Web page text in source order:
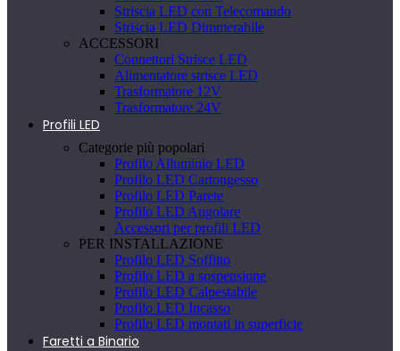
Striscia LED con Telecomando
Striscia LED Dimmerabile
ACCESSORI
Connettori Strisce LED
Alimentatore strisce LED
Trasformatore 12V
Trasformatore 24V
Profili LED
Categorie più popolari
Profilo Alluminio LED
Profilo LED Cartongesso
Profilo LED Parete
Profilo LED Angolare
Accessori per profili LED
PER INSTALLAZIONE
Profilo LED Soffitto
Profilo LED a sospensione
Profilo LED Calpestabile
Profilo LED Incasso
Profilo LED montati in superficie
Faretti a Binario